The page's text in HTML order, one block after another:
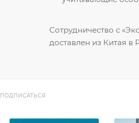
Сотрудничество с
доставлен из Китая
ПОДПИСАТЬСЯ